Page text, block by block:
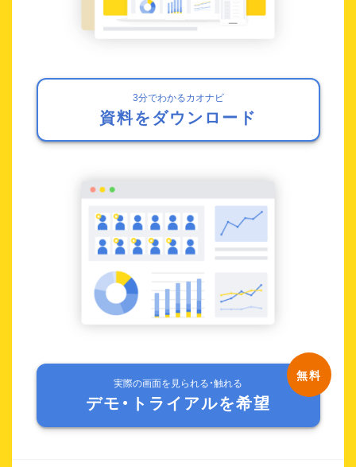
3分でわかるカオナビ
資料をダウンロード
実際の画面を見られる・触れる
デモ・トライアルを希望